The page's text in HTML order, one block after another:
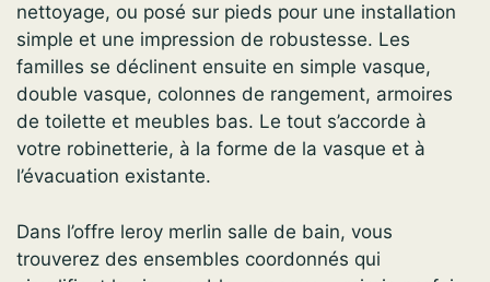
nettoyage, ou posé sur pieds pour une installation
simple et une impression de robustesse. Les
familles se déclinent ensuite en simple vasque,
double vasque, colonnes de rangement, armoires
de toilette et meubles bas. Le tout s’accorde à
votre robinetterie, à la forme de la vasque et à
l’évacuation existante.
Dans l’offre leroy merlin salle de bain, vous
trouverez des ensembles coordonnés qui